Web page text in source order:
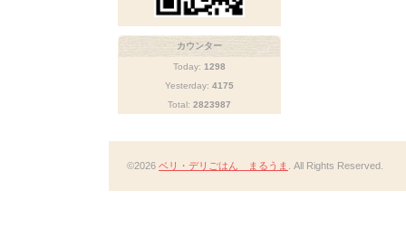
カウンター
Today: 1298
Yesterday: 4175
Total: 2823987
©2026 ベリ・デリごはん まるうま . All Rights Reserved.